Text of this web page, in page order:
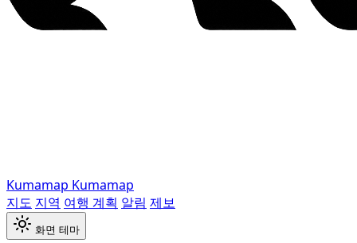
Kumamap Kumamap
지도 지역 여행 계획 알림 제보
화면 테마